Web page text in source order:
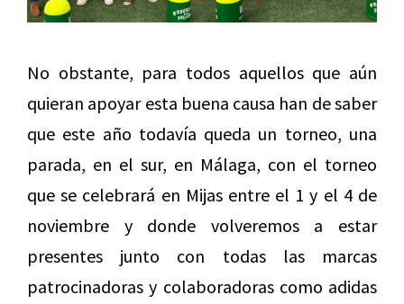
No obstante, para todos aquellos que aún
quieran apoyar esta buena causa han de saber
que este año todavía queda un torneo, una
parada, en el sur, en Málaga, con el torneo
que se celebrará en Mijas entre el 1 y el 4 de
noviembre y donde volveremos a estar
presentes junto con todas las marcas
patrocinadoras y colaboradoras como adidas